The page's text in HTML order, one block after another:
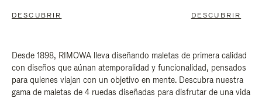
DESCUBRIR DESCUBRIR
Desde 1898, RIMOWA lleva diseñando maletas de primera calidad
con diseños que aúnan atemporalidad y funcionalidad, pensados
para quienes viajan con un objetivo en mente. Descubra nuestra
gama de maletas de 4 ruedas diseñadas para disfrutar de una vida